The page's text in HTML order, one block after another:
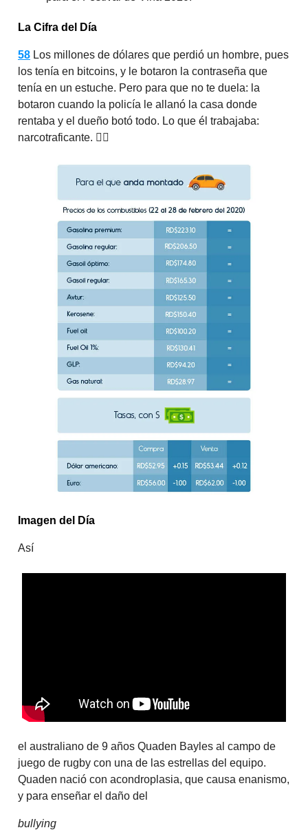
La Cifra del Día
58 Los millones de dólares que perdió un hombre, pues
los tenía en bitcoins, y le botaron la contraseña que
tenía en un estuche. Pero para que no te duela: la
botaron cuando la policía le allanó la casa donde
rentaba y el dueño botó todo. Lo que él trabajaba:
narcotraficante. 🤷‍♂️
Imagen del Día
Así
el australiano de 9 años Quaden Bayles al campo de
juego de rugby con una de las estrellas del equipo.
Quaden nació con acondroplasia, que causa enanismo,
y para enseñar el daño del
bullying